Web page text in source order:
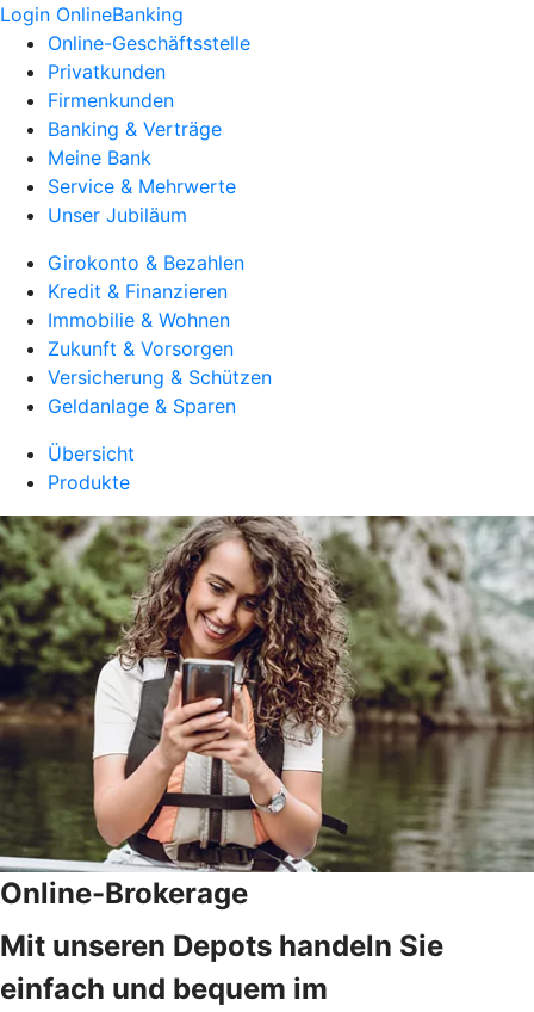
Login OnlineBanking
Online-Geschäftsstelle
Privatkunden
Firmenkunden
Banking & Verträge
Meine Bank
Service & Mehrwerte
Unser Jubiläum
Girokonto & Bezahlen
Kredit & Finanzieren
Immobilie & Wohnen
Zukunft & Vorsorgen
Versicherung & Schützen
Geldanlage & Sparen
Übersicht
Produkte
Online-Brokerage
Mit unseren Depots handeln Sie
einfach und bequem im